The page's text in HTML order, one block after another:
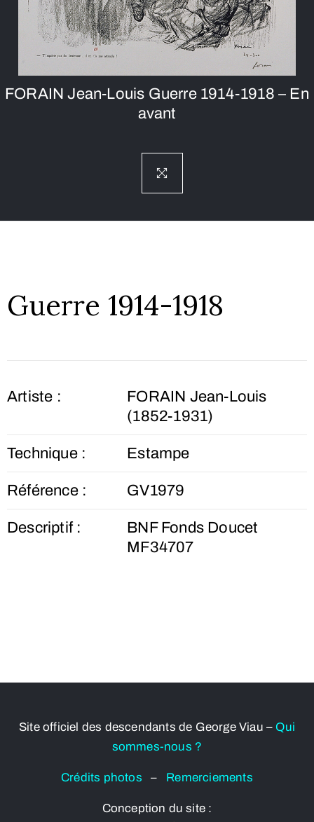
FORAIN Jean-Louis Guerre 1914-1918 – En
avant
Guerre 1914-1918
Artiste :
FORAIN Jean-Louis
(1852-1931)
Technique : Estampe
Référence : GV1979
Descriptif :
BNF Fonds Doucet
MF34707
Site officiel des descendants de George Viau – Qui
sommes-nous ?
Crédits photos– Remerciements
Conception du site :